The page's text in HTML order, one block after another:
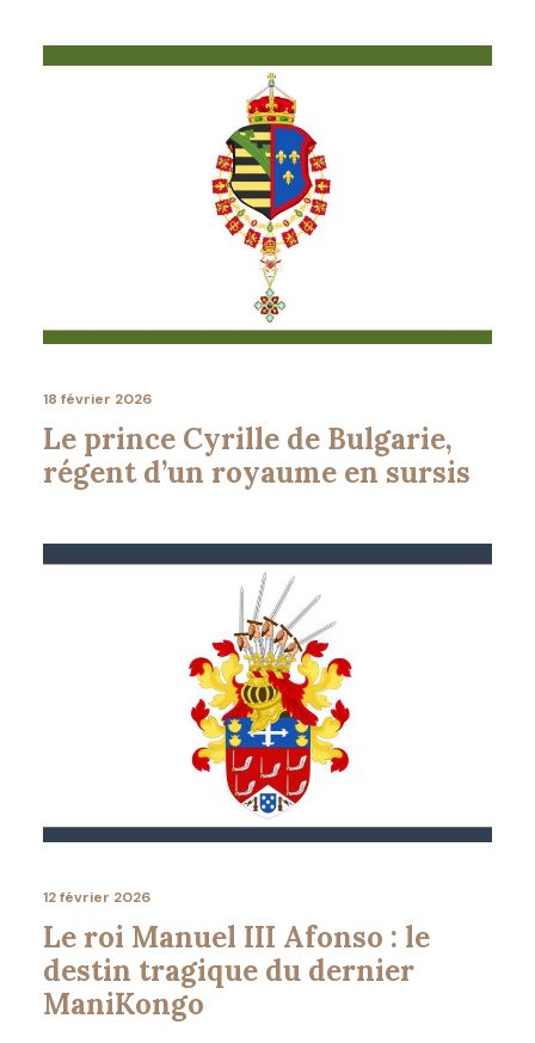
18 février 2026
Le prince Cyrille de Bulgarie,
régent d’un royaume en sursis
12 février 2026
Le roi Manuel III Afonso : le
destin tragique du dernier
ManiKongo